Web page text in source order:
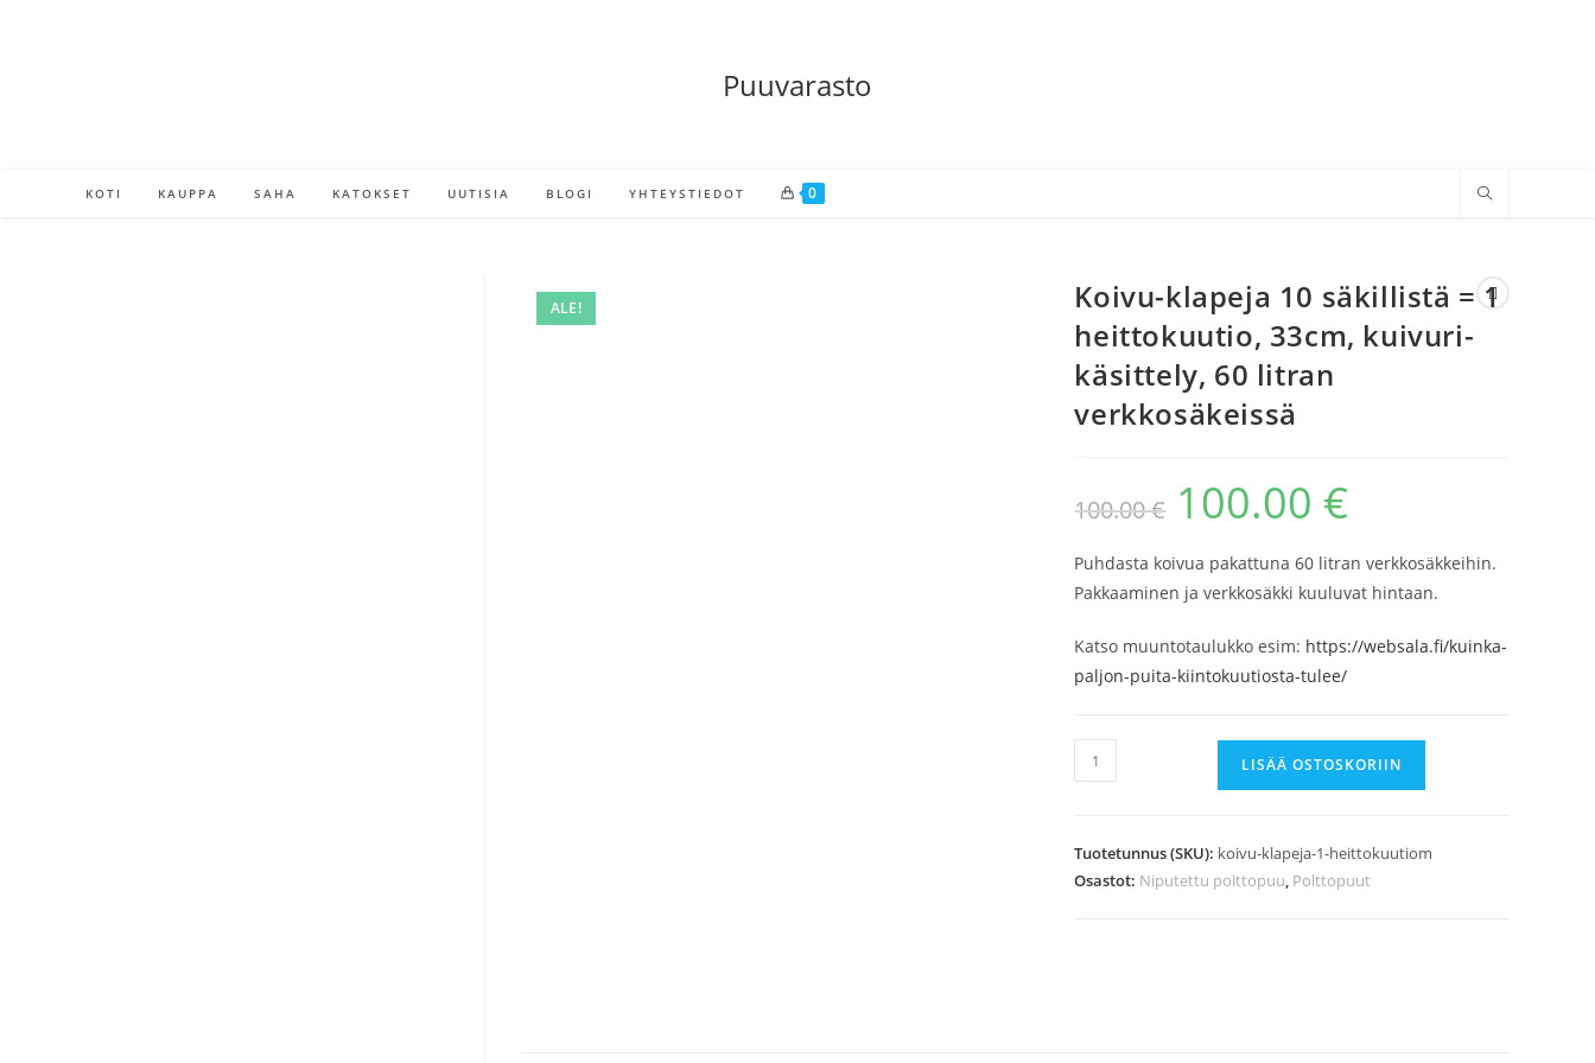
Puuvarasto
KOTI KAUPPA SAHA KATOKSET UUTISIA BLOGI YHTEYSTIEDOT 0
ALE!
Koivu-klapeja 10 säkillistä = 1
heittokuutio, 33cm, kuivuri-
käsittely, 60 litran
verkkosäkeissä
100.00€ 100.00 €
Puhdasta koivua pakattuna 60 litran verkkosäkkeihin.
Pakkaaminen ja verkkosäkki kuuluvat hintaan.
Katso muuntotaulukko esim: https://websala.fi/kuinka-
paljon-puita-kiintokuutiosta-tulee/
LISÄÄ OSTOSKORIIN
Tuotetunnus (SKU): koivu-klapeja-1-heittokuutiom
Osastot: Niputettu polttopuu, Polttopuut